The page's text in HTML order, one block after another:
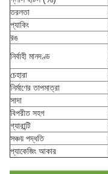
তরলতা
প্যাকিং
রঙ
নির্বাহী মানদণ্ড
চেহারা
নির্মাণের তাপমাত্রা
সাদা
বিপরীত সহগ
গ্যারান্টি
সঞ্চয় পদ্ধতি
প্যাকেজিং আকার